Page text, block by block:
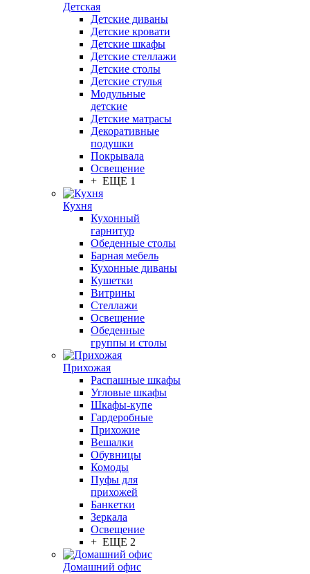
Детская
Детские диваны
Детские кровати
Детские шкафы
Детские стеллажи
Детские столы
Детские стулья
Модульные
детские
Детские матрасы
Декоративные
подушки
Покрывала
Освещение
+ ЕЩЕ 1
Кухня
Кухонный
гарнитур
Обеденные столы
Барная мебель
Кухонные диваны
Кушетки
Витрины
Стеллажи
Освещение
Обеденные
группы и столы
Прихожая
Распашные шкафы
Угловые шкафы
Шкафы-купе
Гардеробные
Прихожие
Вешалки
Обувницы
Комоды
Пуфы для
прихожей
Банкетки
Зеркала
Освещение
+ ЕЩЕ 2
Домашний офис